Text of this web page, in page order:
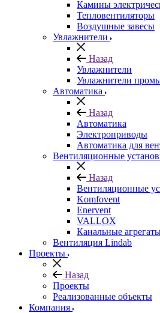
Камины
Тепловентиляторы
Воздушные завесы
Увлажнители
Назад
Увлажнители
Увлажнители
Автоматика
Назад
Автоматика
Электроприводы
Автоматика для
Вентиляционные
Назад
Вентиляционные
Komfovent
Enervent
VALLOX
Канальные
Вентиляция Lindab
Проекты
Назад
Проекты
Реализованные объекты
Компания